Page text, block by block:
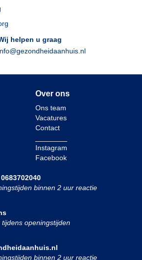
helpen u graag
Over ons
Ons team
Vacatures
Contact
Instagram
Facebook
binnen 2 uur reactie
openingstijden
binnen 2 uur reactie